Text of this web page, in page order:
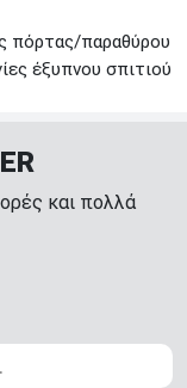
πόρτας/παραθύρου
έξυπνου σπιτιού
και πολλά